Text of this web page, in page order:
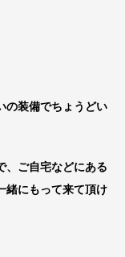
の装備でちょうどい
、ご自宅などにある
緒にもって来て頂け